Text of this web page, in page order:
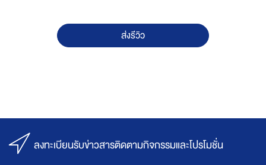
ส่งรีวิว
ลงทะเบียนรับข่าวสารติดตามกิจกรรมและโปรโมชั่น